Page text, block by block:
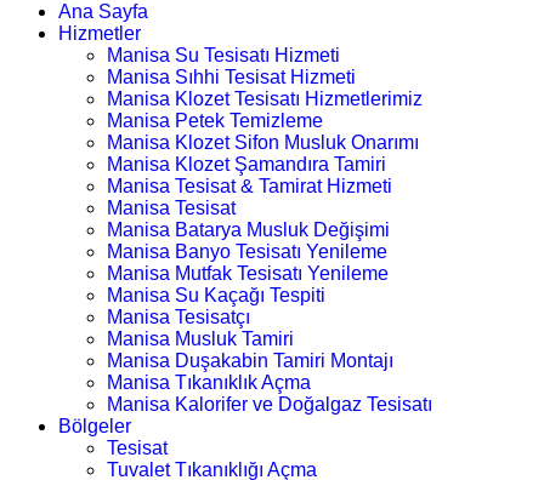
Ana Sayfa
Hizmetler
Manisa Su Tesisatı Hizmeti
Manisa Sıhhi Tesisat Hizmeti
Manisa Klozet Tesisatı Hizmetlerimiz
Manisa Petek Temizleme
Manisa Klozet Sifon Musluk Onarımı
Manisa Klozet Şamandıra Tamiri
Manisa Tesisat & Tamirat Hizmeti
Manisa Tesisat
Manisa Batarya Musluk Değişimi
Manisa Banyo Tesisatı Yenileme
Manisa Mutfak Tesisatı Yenileme
Manisa Su Kaçağı Tespiti
Manisa Tesisatçı
Manisa Musluk Tamiri
Manisa Duşakabin Tamiri Montajı
Manisa Tıkanıklık Açma
Manisa Kalorifer ve Doğalgaz Tesisatı
Bölgeler
Tesisat
Tuvalet Tıkanıklığı Açma